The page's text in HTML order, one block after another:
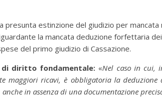
estinzione del giudizio per mancata
la mancata deduzione forfettaria
del primo giudizio di Cassazione.
diritto fondamentale: «Nel caso in cui,
maggiori ricavi, è obbligatoria la
in assenza di una documentazione